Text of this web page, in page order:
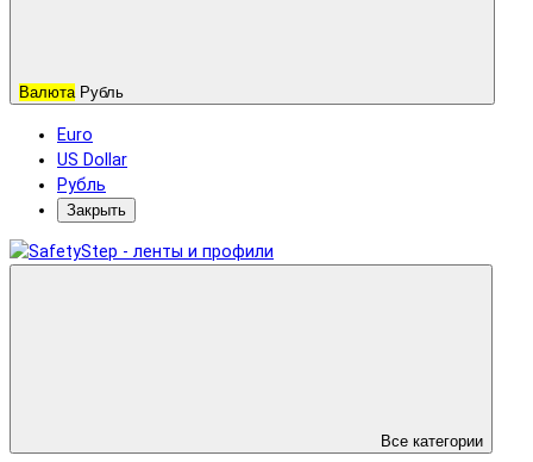
Валюта Рубль
Euro
US Dollar
Рубль
Закрыть
Все категории